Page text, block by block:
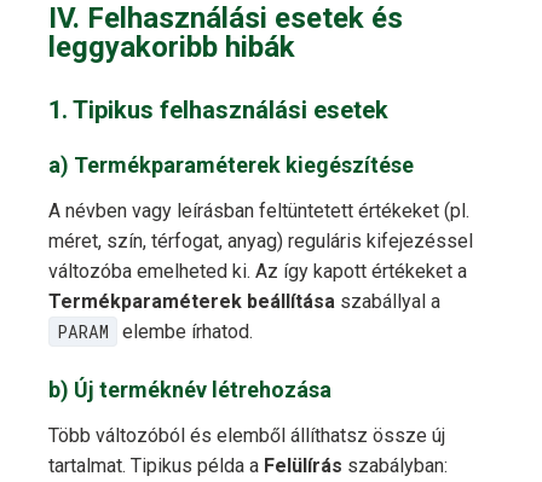
IV. Felhasználási esetek és
leggyakoribb hibák
1. Tipikus felhasználási esetek
a) Termékparaméterek kiegészítése
A névben vagy leírásban feltüntetett értékeket (pl.
méret, szín, térfogat, anyag) reguláris kifejezéssel
változóba emelheted ki. Az így kapott értékeket a
Termékparaméterek beállítása szabállyal a
PARAM
elembe írhatod.
b) Új terméknév létrehozása
Több változóból és elemből állíthatsz össze új
tartalmat. Tipikus példa a Felülírás szabályban: